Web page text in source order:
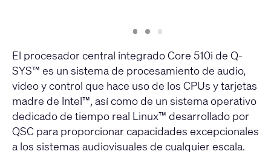
Slide
1 Slide
2 Slide
3
El procesador central integrado Core 510i de Q-
SYS™ es un sistema de procesamiento de audio,
video y control que hace uso de los CPUs y tarjetas
madre de Intel™, así como de un sistema operativo
dedicado de tiempo real Linux™ desarrollado por
QSC para proporcionar capacidades excepcionales
a los sistemas audiovisuales de cualquier escala.